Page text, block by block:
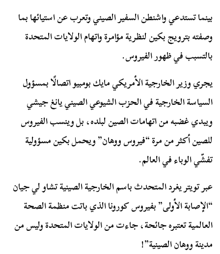
بينما تستدعي واشنطن السفير الصيني وتعرب عن استيائها بما
وصفته بترويج بكين لنظرية مؤامرة واتهام الولايات المتحدة
بالتسبب في ظهور الفيروس.
يجري وزير الخارجية الأمريكي مايك بومبيو اتصالًا بمسؤول
السياسة الخارجية في الحزب الشيوعي الصيني يانغ جيشي
ويبدي غضبه من اتهامات الصين لبلده، بل وينسب الفيروس
للصين أكثر من مرة “فيروس ووهان” ويحمل بكين مسؤولية
تفشّي الوباء في العالم.
عبر تويتر يغرد المتحدث باسم الخارجية الصينية تشاو لي جيان
“الإصابة الأولى” بفيروس كورونا الذي باتت منظمة الصحة
العالمية تعتبره جائحة، جاءت من الولايات المتحدة وليس من
مدينة ووهان الصينية”!